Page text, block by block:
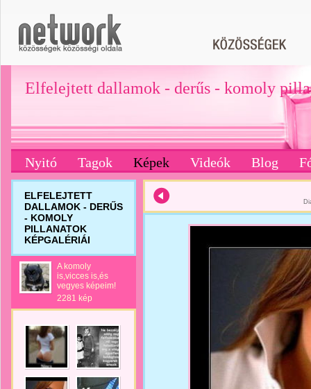
Elfelejtett dallamok - derűs - komoly
Nyitó Tagok Képek Videók Blog
ELFELEJTETT
DALLAMOK - DERŰS
- KOMOLY
PILLANATOK
KÉPGALÉRIÁI
A komoly
is,vicces is,és
vegyes képeim!
2281 kép